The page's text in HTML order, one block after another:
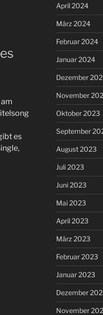
es
April 2024
März 2024
Februar 2024
Januar 2024
Dezember
November
Oktober 2023
September
August 2023
Juli 2023
Juni 2023
Mai 2023
April 2023
März 2023
Februar 2023
Januar 2023
Dezember
November